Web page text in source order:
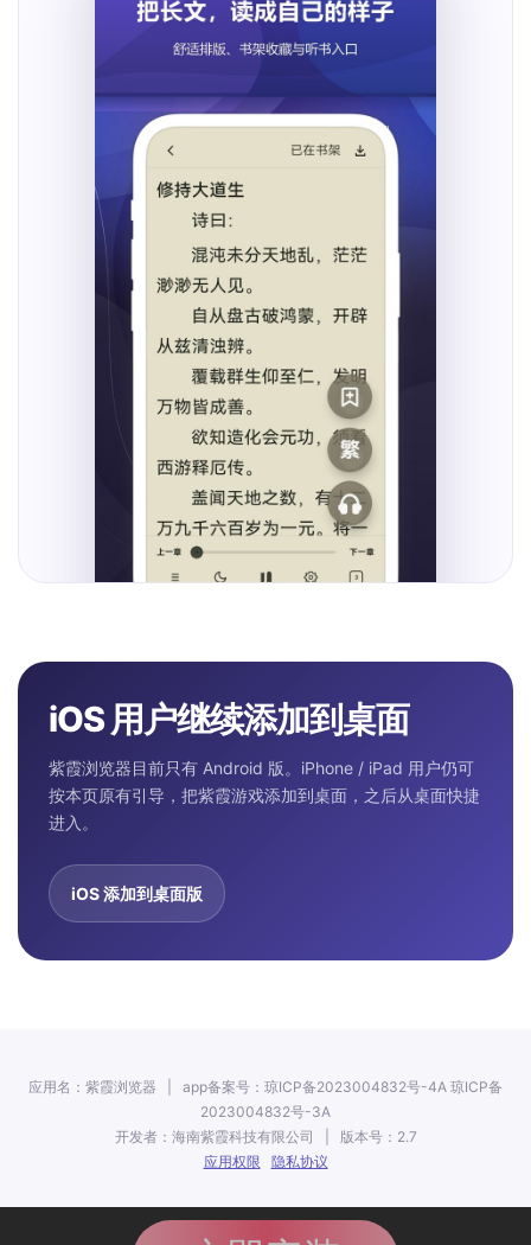
iOS 用户继续添加到桌面
紫霞浏览器目前只有 Android 版。iPhone / iPad 用户仍可
按本页原有引导，把紫霞游戏添加到桌面，之后从桌面快捷
进入。
iOS 添加到桌面版
应用名：紫霞浏览器 | app备案号：琼ICP备2023004832号-4A 琼ICP备
2023004832号-3A
开发者：海南紫霞科技有限公司 | 版本号：2.7
应用权限
隐私协议